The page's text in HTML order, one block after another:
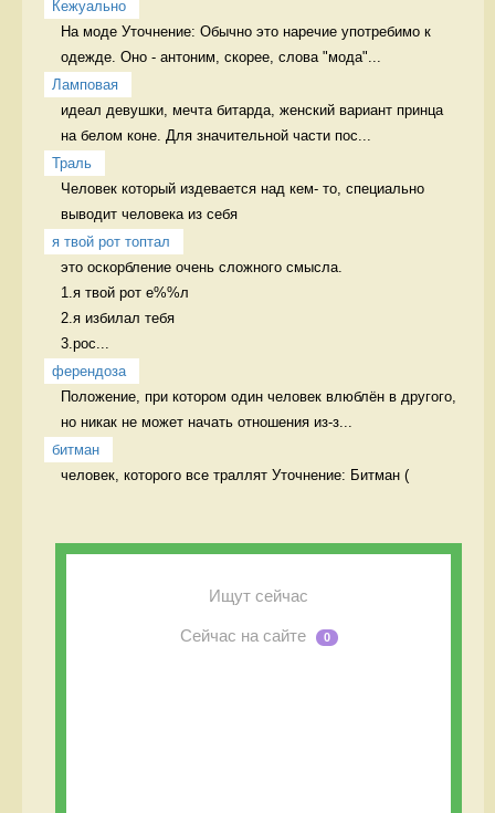
Кежуально
На моде Уточнение: Обычно это наречие употребимо к
одежде. Оно - антоним, скорее, слова "мода"...
Ламповая
идеал девушки, мечта битарда, женский вариант принца
на белом коне. Для значительной части пос...
Траль
Человек который издевается над кем- то, специально
выводит человека из себя
я твой рот топтал
это оскорбление очень сложного смысла.
1.я твой рот е%%л
2.я избилал тебя
3.рос...
ферендоза
Положение, при котором один человек влюблён в другого,
но никак не может начать отношения из-з...
битман
человек, которого все траллят Уточнение: Битман (
Ищут сейчас
Сейчас на сайте 0